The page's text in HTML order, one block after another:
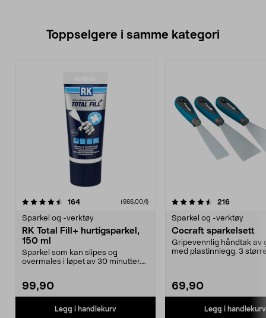
Toppselgere i samme kategori
164anmeldelser(666,00/l)
Sparkel og -verktøy
RK Total Fill+ hurtigsparkel,
150 ml
Sparkel som kan slipes og
overmales i løpet av 30 minutter.
99,90
Legg i handlekurv
4.5 av 5 stjerner 216
Sparkel og -verktøy
Cocraft sparkelsett
Gripevennlig håndtak av
med plastinnlegg. 3
69,90
Legg i handlekurv
4.5 av 5 stjerner